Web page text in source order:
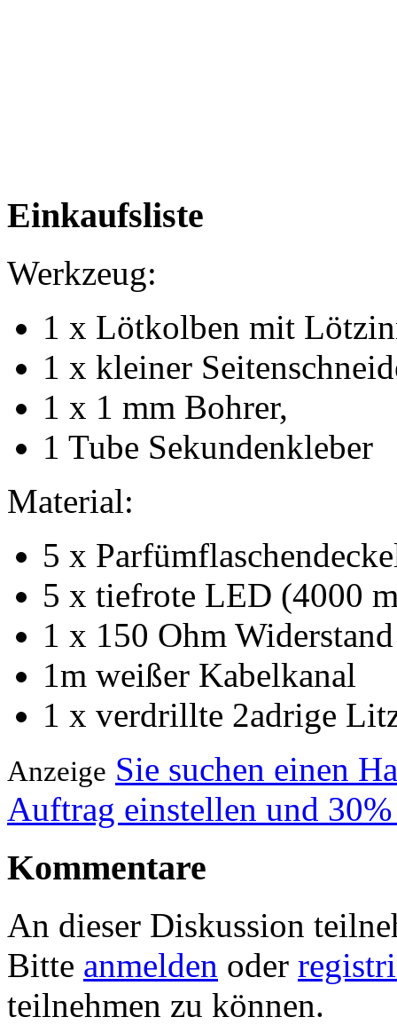
Einkaufsliste
Werkzeug:
1 x Lötkolben mit
1 x kleiner
1 x 1 mm Bohrer,
1 Tube Sekundenkleber
Material:
5 x
5 x tiefrote LED (4000
1 x 150 Ohm
1m weißer Kabelkanal
1 x verdrillte 2adrige
Anzeige Sie suchen einen
Auftrag einstellen und
Kommentare
An dieser Diskussion
Bitte anmelden oder
teilnehmen zu können.